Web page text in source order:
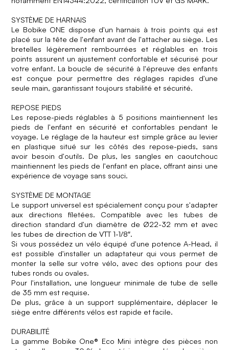
SYSTÈME DE HARNAIS
Le Bobike ONE dispose d'un harnais à trois points qui est
placé sur la tête de l'enfant avant de l'attacher au siège. Les
bretelles légèrement rembourrées et réglables en trois
points assurent un ajustement confortable et sécurisé pour
votre enfant. La boucle de sécurité à l'épreuve des enfants
est conçue pour permettre des réglages rapides d'une
seule main, garantissant toujours stabilité et sécurité.
REPOSE PIEDS
Les repose-pieds réglables à 5 positions maintiennent les
pieds de l'enfant en sécurité et confortables pendant le
voyage. Le réglage de la hauteur est simple grâce au levier
en plastique situé sur les côtés des repose-pieds, sans
avoir besoin d'outils. De plus, les sangles en caoutchouc
maintiennent les pieds de l'enfant en place, offrant ainsi une
expérience de voyage sans souci.
SYSTÈME DE MONTAGE
Le support universel est spécialement conçu pour s'adapter
aux directions filetées. Compatible avec les tubes de
direction standard d'un diamètre de Ø22-32 mm et avec
les tubes de direction de VTT 1-1/8″.
Si vous possédez un vélo équipé d'une potence A-Head, il
est possible d'installer un adaptateur qui vous permet de
monter la selle sur votre vélo, avec des options pour des
tubes ronds ou ovales.
Pour l'installation, une longueur minimale de tube de selle
de 35 mm est requise.
De plus, grâce à un support supplémentaire, déplacer le
siège entre différents vélos est rapide et facile.
DURABILITÉ
La gamme Bobike One® Eco Mini intègre des pièces non